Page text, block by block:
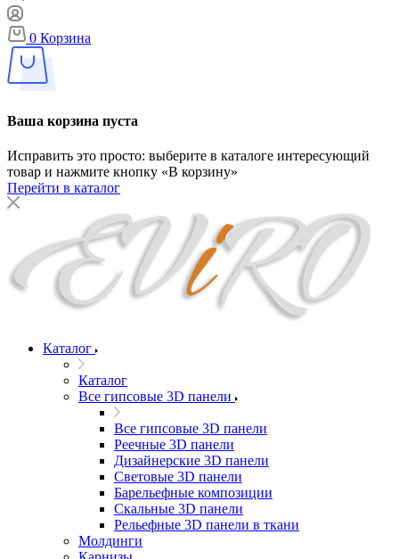
0 Корзина
Ваша корзина пуста
Исправить это просто: выберите в каталоге интересующий
товар и нажмите кнопку «В корзину»
Перейти в каталог
Каталог
Каталог
Все гипсовые 3D панели
Все гипсовые 3D панели
Реечные 3D панели
Дизайнерские 3D панели
Световые 3D панели
Барельефные композиции
Скальные 3D панели
Рельефные 3D панели в ткани
Молдинги